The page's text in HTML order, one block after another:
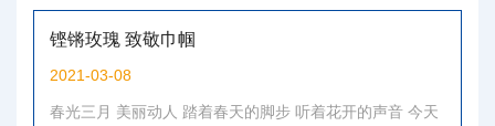
铿锵玫瑰 致敬巾帼
2021-03-08
春光三月 美丽动人 踏着春天的脚步 听着花开的声音 今天